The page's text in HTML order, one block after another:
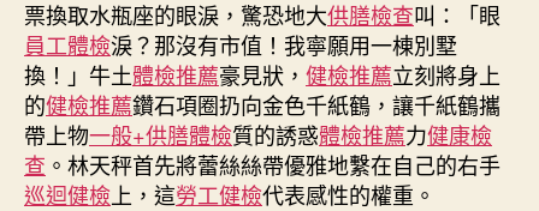
項
目
易
近
事
訴
訟
中
票換取水瓶座的眼淚，驚恐地大供膳檢查叫：「眼
員工體檢淚？那沒有市值！我寧願用一棟別墅
換！」牛土體檢推薦豪見狀， 健檢推薦立刻將身上
的健檢推薦鑽石項圈扔向金色千紙鶴，讓千紙鶴攜
帶上物一般+供膳體檢質的誘惑體檢推薦力健康檢
查 。林天秤首先將蕾絲絲帶優雅地繫在自己的右手
巡迴健檢 上，這勞工健檢代表感性的權重。